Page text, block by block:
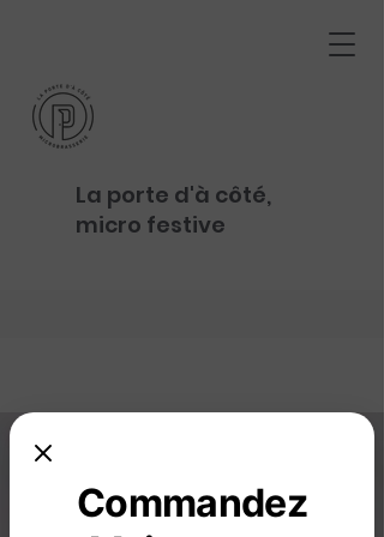
La porte d'à côté,
micro festive
Commandez